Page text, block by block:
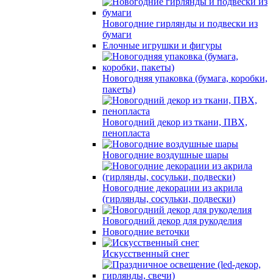
Новогодние гирлянды и подвески из
бумаги
Елочные игрушки и фигуры
Новогодняя упаковка (бумага, коробки,
пакеты)
Новогодний декор из ткани, ПВХ,
пенопласта
Новогодние воздушные шары
Новогодние декорации из акрила
(гирлянды, сосульки, подвески)
Новогодний декор для рукоделия
Новогодние веточки
Искусственный снег